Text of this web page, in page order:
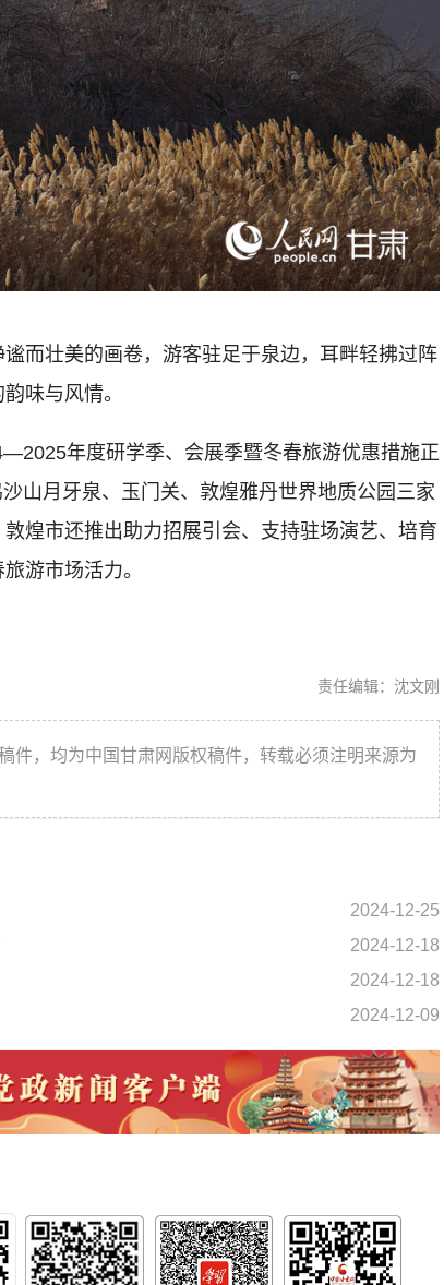
壮美的画卷，游客驻足于泉边，耳畔轻拂过阵
味与风情。
年度研学季、会展季暨冬春旅游优惠措施正
山月牙泉、玉门关、敦煌雅丹世界地质公园三家
煌市还推出助力招展引会、支持驻场演艺、培育
游市场活力。
责任编辑：沈文刚
件，均为中国甘肃网版权稿件，转载必须注明来源为
2024-12-25
2024-12-18
2024-12-18
2024-12-09